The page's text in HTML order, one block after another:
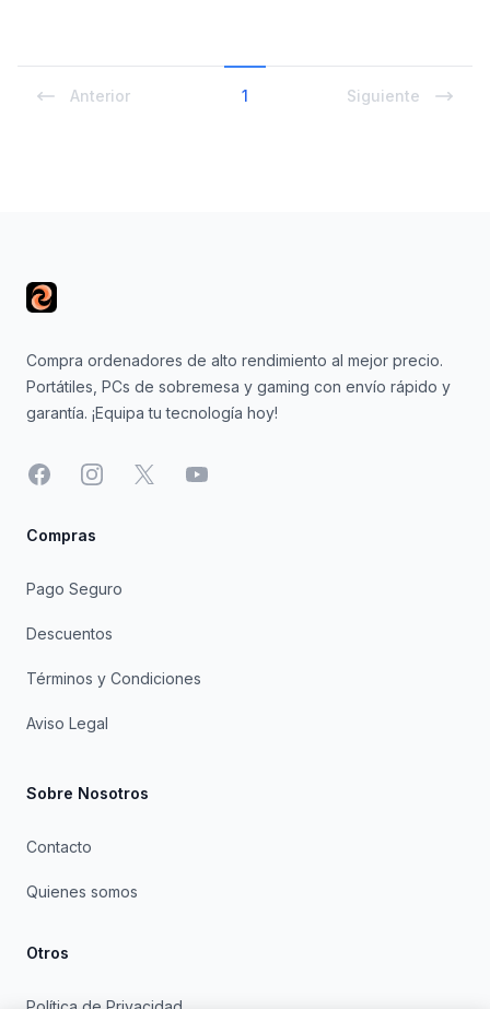
Anterior 1 Siguiente
Compra ordenadores de alto rendimiento al mejor precio.
Portátiles, PCs de sobremesa y gaming con envío rápido y
garantía. ¡Equipa tu tecnología hoy!
FacebookInstagram
X YouTube
Compras
Pago Seguro
Descuentos
Términos y Condiciones
Aviso Legal
Sobre Nosotros
Contacto
Quienes somos
Otros